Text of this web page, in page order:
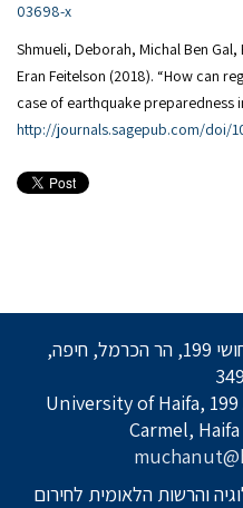
03698-x
Shmueli, Deborah, Michal Ben
Eran Feitelson (2018). “How can
case of earthquake preparedness
http://journals.sagepub.com/doi/
אוניברסיטת חיפה, שד' אבא חושי 199, הר הכרמל, חיפה,
University of Haifa,
Carmel,
והרשות הלאומית לחירום